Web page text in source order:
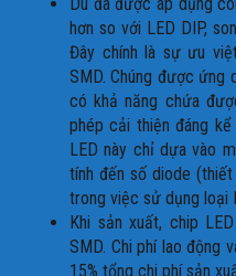
hơn so với LED DIP,
Đây chính là sự ưu
SMD. Chúng được ứng
có khả năng chứa
phép cải thiện đáng
LED này chỉ dựa vào
tính đến số diode
trong việc sử dụng loại
Khi sản xuất, chip
SMD. Chi phí lao động
15% tổng chi phí sản